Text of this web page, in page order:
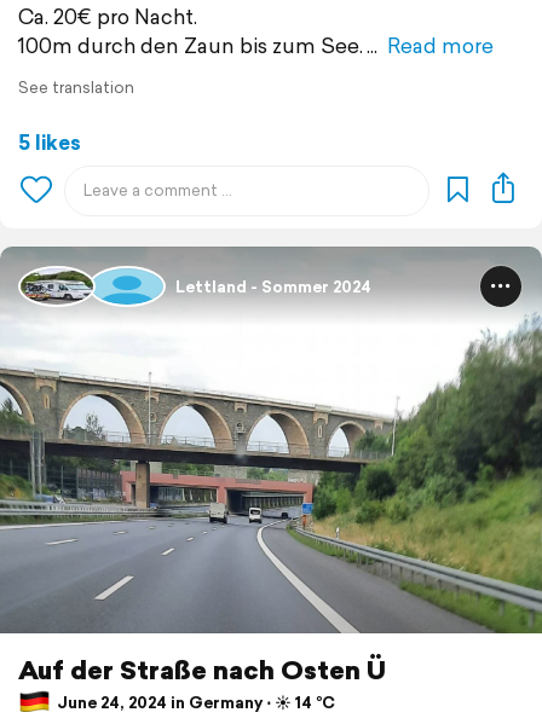
Ca. 20€ pro Nacht.
100m durch den Zaun bis zum See.
Read more
See translation
5 likes
Lettland - Sommer 2024
Auf der Straße nach Osten Ü
June 24, 2024 in Germany ⋅ ☀️ 14 °C